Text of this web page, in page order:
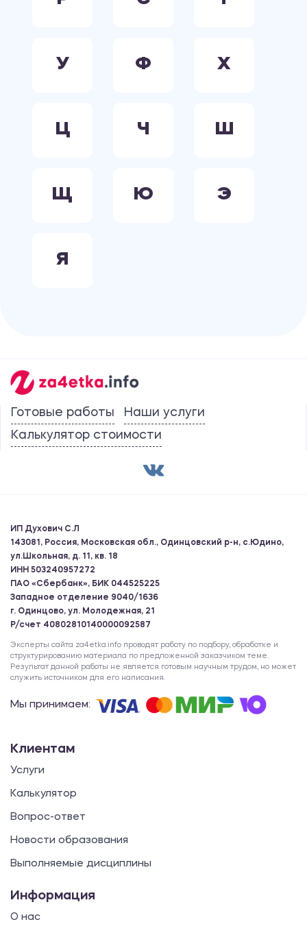
У Ф Х
Ц Ч Ш
Щ Ю Э
Я
Готовые работы
Наши услуги
Калькулятор стоимости
ИП Духович С.Л
143081, Россия, Московская обл., Одинцовский р-н, с.Юдино,
ул.Школьная, д. 11, кв. 18
ИНН 503240957272
ПАО «Сбербанк», БИК 044525225
Западное отделение 9040/1636
г. Одинцово, ул. Молодежная, 21
Р/счет 40802810140000092587
Эксперты сайта za4etka.info проводят работу по подбору, обработке и
структурированию материала по предложенной заказчиком теме.
Результат данной работы не является готовым научным трудом, но может
служить источником для его написания.
Мы принимаем:
Клиентам
Услуги
Калькулятор
Вопрос-ответ
Новости образования
Выполняемые дисциплины
Информация
О нас